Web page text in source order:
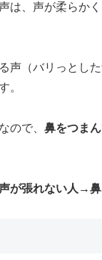
は、声が柔らか
声（バリっとし
。
ので、 鼻をつま
が張れない人→鼻